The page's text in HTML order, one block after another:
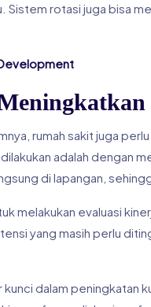
rotasi juga bisa
rumah sakit juga
adalah
di lapangan,
melakukan evaluasi
yang masih perlu
dalam peningkatan